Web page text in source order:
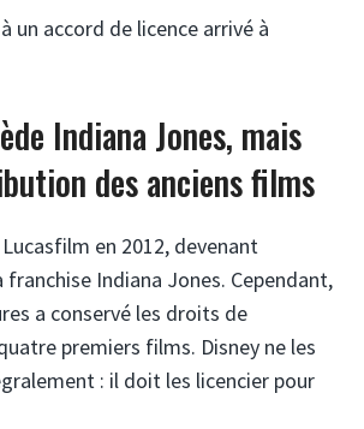
un accord de licence arrivé à
Indiana Jones, mais
des anciens films
en 2012, devenant
Indiana Jones. Cependant,
a conservé les droits de
premiers films. Disney ne les
: il doit les licencier pour